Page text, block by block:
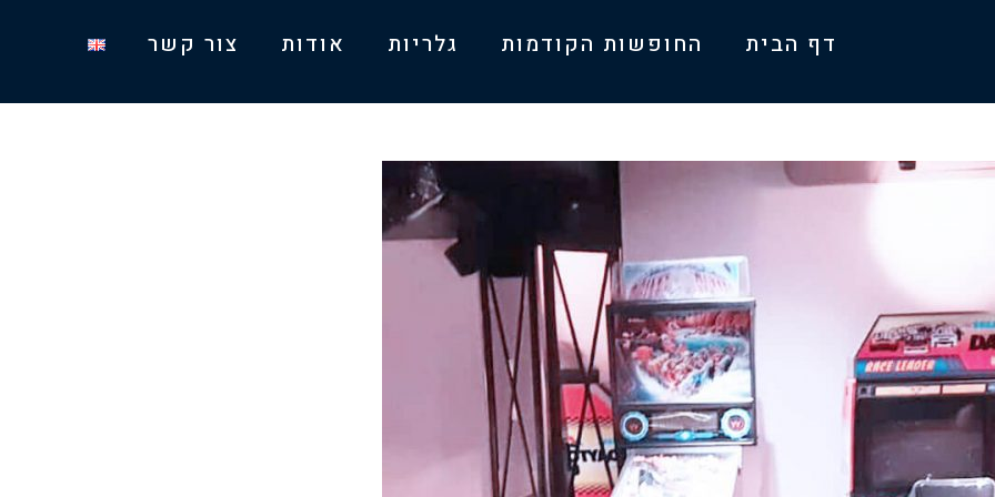
דף הבית החופשות הקודמות גלריות אודות צור קשר